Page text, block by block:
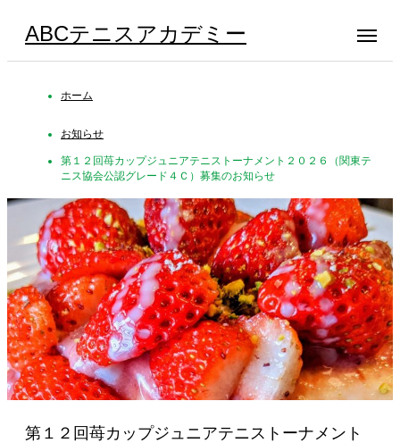
ABCテニスアカデミー
ホーム
お知らせ
第１２回苺カップジュニアテニストーナメント２０２６（関東テ
ニス協会公認グレード４Ｃ）募集のお知らせ
第１２回苺カップジュニアテニストーナメント